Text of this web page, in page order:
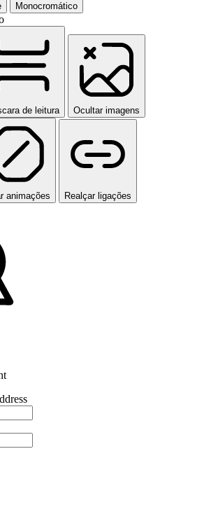
Monocromático
de leitura Ocultar imagens
animações
Realçar ligações